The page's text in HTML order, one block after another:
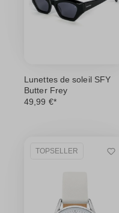
Lunettes de soleil SFY
Butter Frey
49,99 €*
TOPSELLER